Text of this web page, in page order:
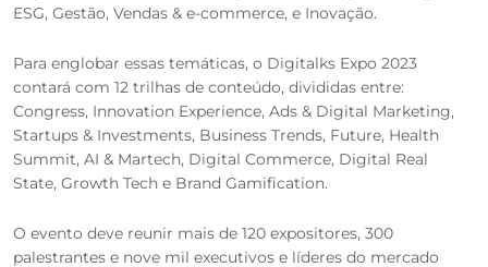
ESG, Gestão, Vendas & e-commerce, e Inovação.
Para englobar essas temáticas, o Digitalks Expo 2023
contará com 12 trilhas de conteúdo, divididas entre:
Congress, Innovation Experience, Ads & Digital Marketing,
Startups & Investments, Business Trends, Future, Health
Summit, AI & Martech, Digital Commerce, Digital Real
State, Growth Tech e Brand Gamification.
O evento deve reunir mais de 120 expositores, 300
palestrantes e nove mil executivos e líderes do mercado